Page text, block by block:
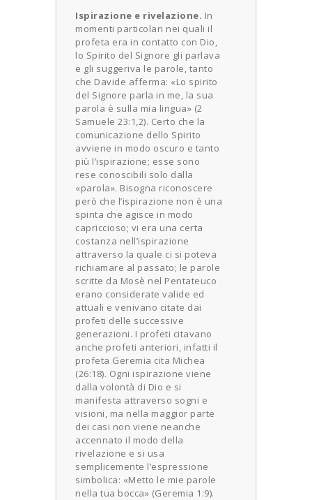
Ispirazione e rivelazione. In
momenti particolari nei quali il
profeta era in contatto con Dio,
lo Spirito del Signore gli parlava
e gli suggeriva le parole, tanto
che Davide afferma: «Lo spirito
del Signore parla in me, la sua
parola è sulla mia lingua» (2
Samuele 23:1,2). Certo che la
comunicazione dello Spirito
avviene in modo oscuro e tanto
più l’ispirazione; esse sono
rese conoscibili solo dalla
«parola». Bisogna riconoscere
però che l’ispirazione non è una
spinta che agisce in modo
capriccioso; vi era una certa
costanza nell’ispirazione
attraverso la quale ci si poteva
richiamare al passato; le parole
scritte da Mosè nel Pentateuco
erano considerate valide ed
attuali e venivano citate dai
profeti delle successive
generazioni. I profeti citavano
anche profeti anteriori, infatti il
profeta Geremia cita Michea
(26:18). Ogni ispirazione viene
dalla volontà di Dio e si
manifesta attraverso sogni e
visioni, ma nella maggior parte
dei casi non viene neanche
accennato il modo della
rivelazione e si usa
semplicemente l’espressione
simbolica: «Metto le mie parole
nella tua bocca» (Geremia 1:9).